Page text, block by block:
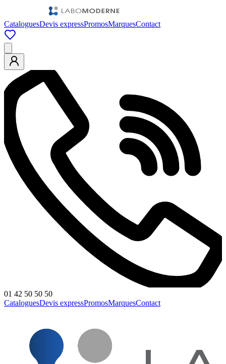
CataloguesDevis expressPromosMarquesContact
01 42 50 50 50
CataloguesDevis expressPromosMarquesContact